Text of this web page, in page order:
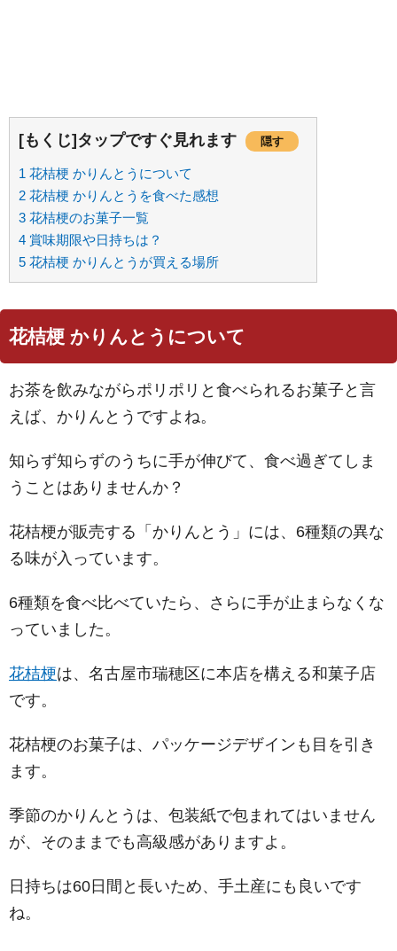
[もくじ]タップですぐ見れます 隠す
1 花桔梗 かりんとうについて
2 花桔梗 かりんとうを食べた感想
3 花桔梗のお菓子一覧
4 賞味期限や日持ちは？
5 花桔梗 かりんとうが買える場所
花桔梗 かりんとうについて
お茶を飲みながらポリポリと食べられるお菓子と言
えば、かりんとうですよね。
知らず知らずのうちに手が伸びて、食べ過ぎてしま
うことはありませんか？
花桔梗が販売する「かりんとう」には、6種類の異な
る味が入っています。
6種類を食べ比べていたら、さらに手が止まらなくな
っていました。
花桔梗は、名古屋市瑞穂区に本店を構える和菓子店
です。
花桔梗のお菓子は、パッケージデザインも目を引き
ます。
季節のかりんとうは、包装紙で包まれてはいません
が、そのままでも高級感がありますよ。
日持ちは60日間と長いため、手土産にも良いです
ね。